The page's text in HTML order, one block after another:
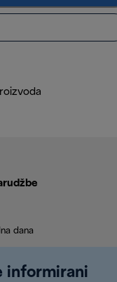
dana
informirani